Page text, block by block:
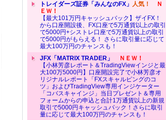
トレイダーズ証券「みんなのFX」 人気！
Ｎ
ＥＷ！
【最大101万円キャッシュバック】ザイFX！
から口座開設後、FX口座で5万通貨以上の取引
で5000円+シストレ口座で5万通貨以上の取引
で5000円がもらえる！ さらに取引量に応じて
最大100万円のチャンスも！
JFX「MATRIX TRADER」
ＮＥＷ！
【小林芳彦レポート＆TradingViewインジと最
大100万5000円】口座開設完了で小林芳彦オ
リジナルレポート「FXスキャルピングのコ
ツ」およびTradingView専用インジケーター
「コバスキャインジ」当日プレゼント＆専用
フォームからの申込と合計1万通貨以上の新規
取引で5000円キャッシュバック！さらに取引
量に応じて最大100万円のチャンスも！